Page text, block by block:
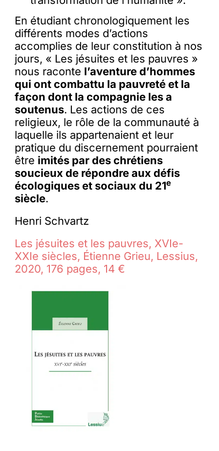
En étudiant chronologiquement les
différents modes d’actions
accomplies de leur constitution à nos
jours, « Les jésuites et les pauvres »
nous raconte l’aventure d’hommes
qui ont combattu la pauvreté et la
façon dont la compagnie les a
soutenus. Les actions de ces
religieux, le rôle de la communauté à
laquelle ils appartenaient et leur
pratique du discernement pourraient
être imités par des chrétiens
soucieux de répondre aux défis
écologiques et sociaux du 21e
siècle.
Henri Schvartz
Les jésuites et les pauvres, XVIe-
XXIe siècles, Étienne Grieu, Lessius,
2020, 176 pages, 14 €